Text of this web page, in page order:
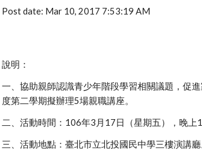
Post date: Mar 10, 2017 7:53:19 AM
說明：
一、協助親師認識青少年階段學習相關議題，促
度第二學期擬辦理5場親職講座。
二、活動時間：106年3月17日（星期五），晚上
三、活動地點：臺北市立北投國民中學三樓演講廳